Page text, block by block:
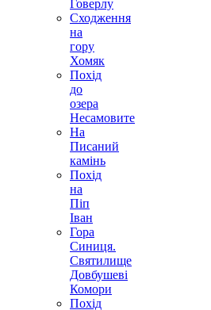
Говерлу
Сходження
на
гору
Хомяк
Похід
до
озера
Несамовите
На
Писаний
камінь
Похід
на
Піп
Іван
Гора
Синиця.
Святилище
Довбушеві
Комори
Похід